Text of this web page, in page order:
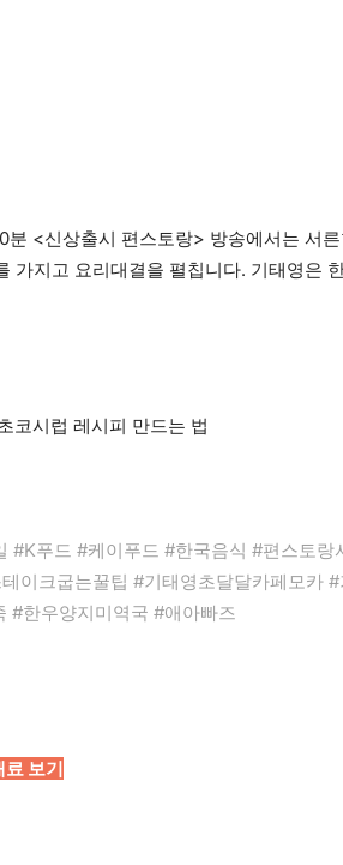
<신상출시 편스토랑> 방송에서는 서
가지고 요리대결을 펼칩니다. 기태영은
코시럽 레시피 만드는 법
#K푸드 #케이푸드 #한국음식 #편스토랑
이크굽는꿀팁 #기태영초달달카페모카
#한우양지미역국 #애아빠즈
보기